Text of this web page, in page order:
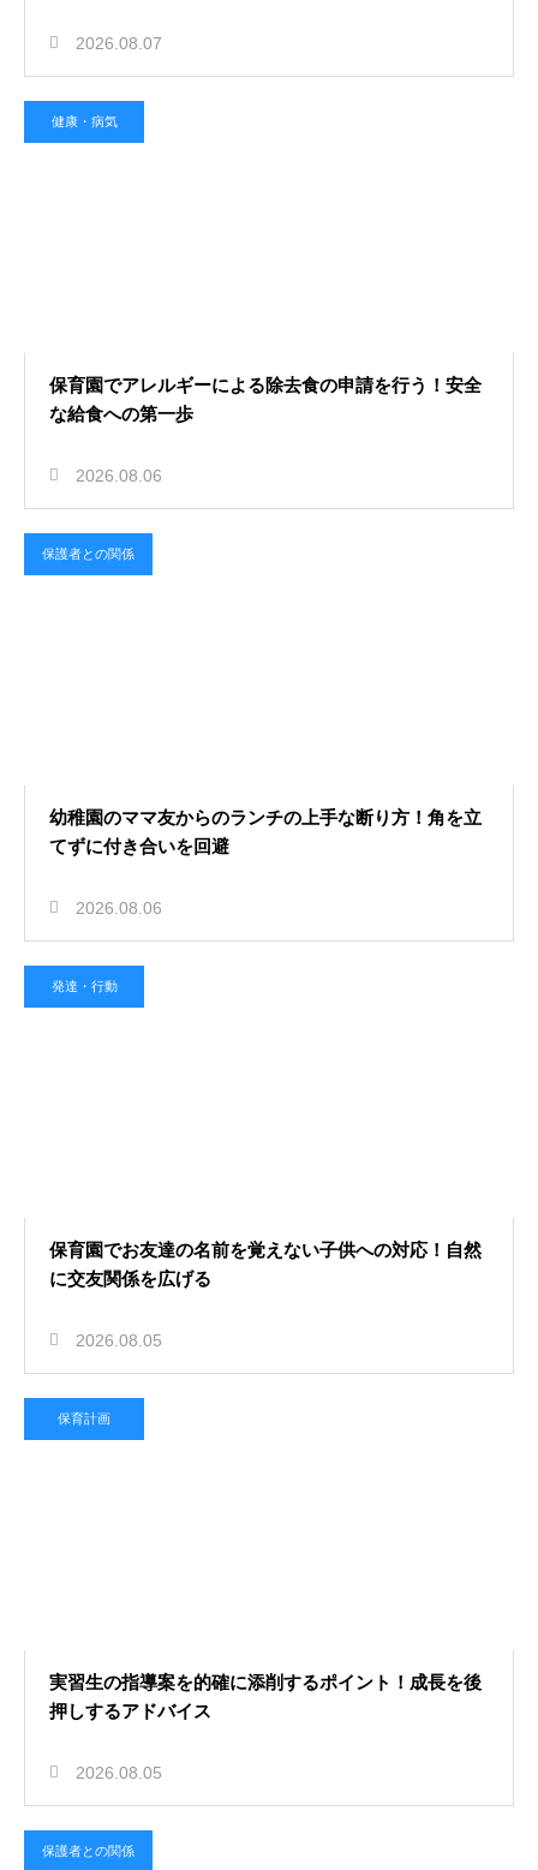
2026.08.05
保育園でお友達の名前を覚えない子
供への対応！自然に交友関係を広げ
る
イント！成長を後押しするアドバイ
2026.08.07
健康・病気
保育園でアレルギーによる除去食の申請を行う！安全
な給食への第一歩
2026.08.06
保護者との関係
幼稚園のママ友からのランチの上手な断り方！角を立
てずに付き合いを回避
2026.08.06
発達・行動
保育園でお友達の名前を覚えない子供への対応！自然
に交友関係を広げる
2026.08.05
保育計画
実習生の指導案を的確に添削するポイント！成長を後
押しするアドバイス
2026.08.05
保護者との関係